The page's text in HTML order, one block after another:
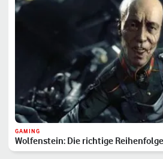
GAMING
Wolfenstein: Die richtige